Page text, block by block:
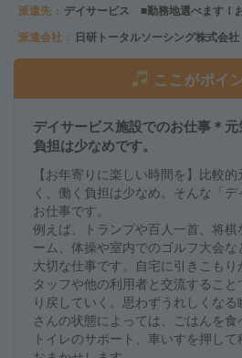
派遣先
デイサービス ■勤務地選べます！
派遣会社
日研トータルソーシング株式会
ここがポイ
デイサービス施設でのお仕事＊元
負担は少なめです。
【お年寄りに楽しい時間を】比較
く、働く負担は少なめ。そんな「
お仕事です。
例えば、トランプや百人一首、将
ーム、体操や室内でのゴルフ大会
大切な仕事です。自宅に引きこも
タッフや他の利用者と交流するこ
り戻していく。思わずうれしくな
さんの状態によっては、ごはんを
トイレのサポート、車いすを押し